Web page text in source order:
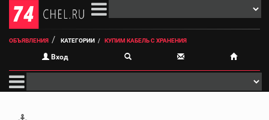
ОБЪЯВЛЕНИЯ КАТЕГОРИИ КУПИМ КАБЕЛЬ С ХРАНЕНИЯ
Вход